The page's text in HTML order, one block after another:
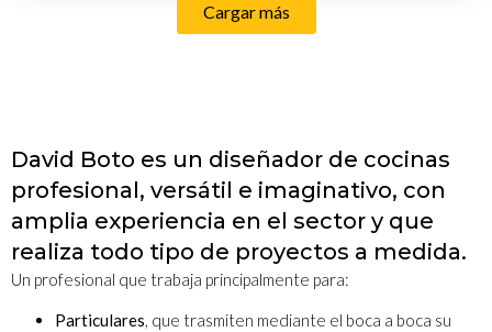
Cargar más
David Boto es un diseñador de cocinas
profesional, versátil e imaginativo, con
amplia experiencia en el sector y que
realiza todo tipo de proyectos a medida.
Un profesional que trabaja principalmente para:
Particulares , que trasmiten mediante el boca a boca su